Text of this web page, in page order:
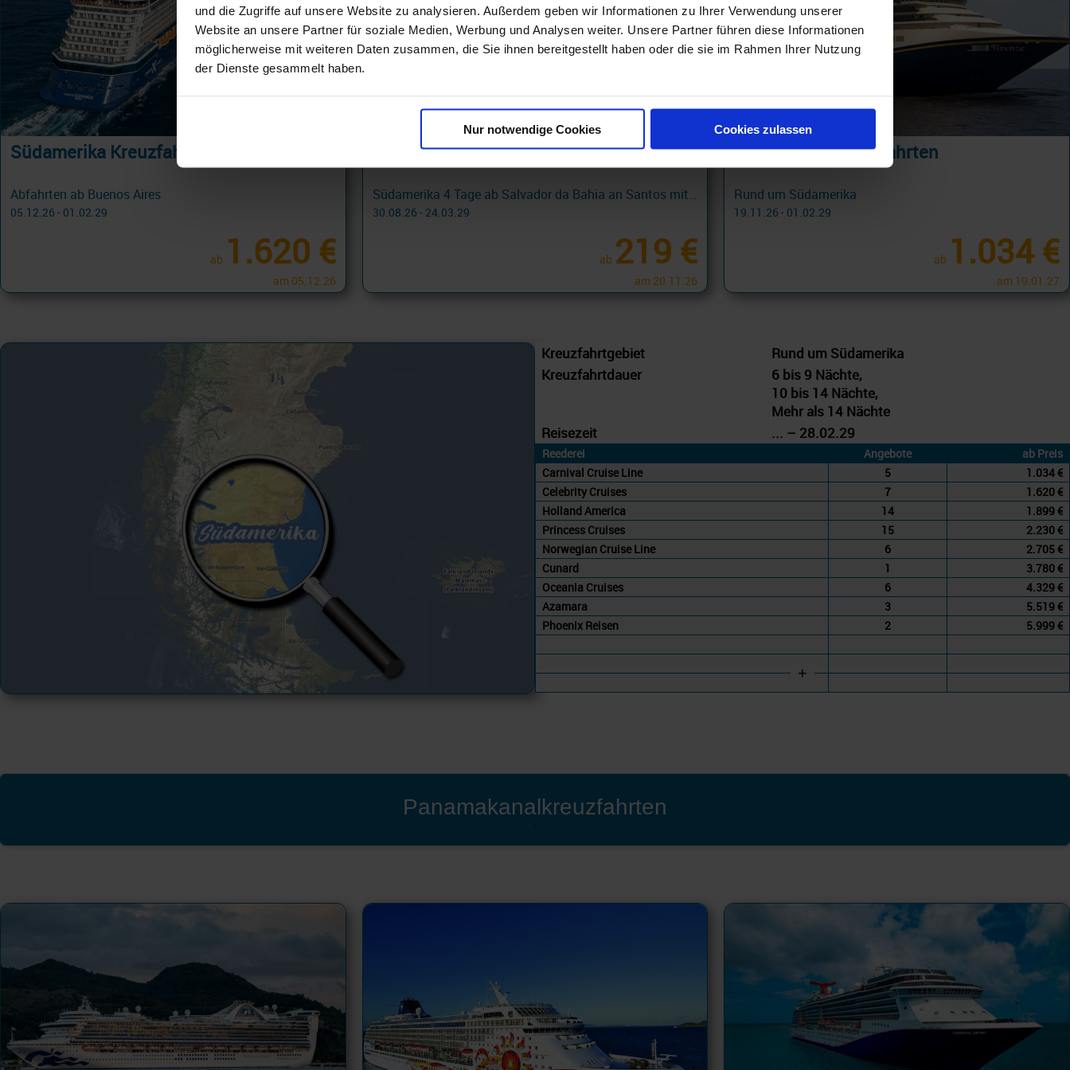
und die Zugriffe auf unsere Website zu analysieren. Außerdem geben wir Informationen zu Ihrer Verwendung unserer
Website an unsere Partner für soziale Medien, Werbung und Analysen weiter. Unsere Partner führen diese Informationen
möglicherweise mit weiteren Daten zusammen, die Sie ihnen bereitgestellt haben oder die sie im Rahmen Ihrer Nutzung
der Dienste gesammelt haben.
Nur notwendige Cookies Cookies zulassen
Südamerika Kreuzfahrten
Abfahrten ab Buenos Aires
05.12.26 - 01.02.29
ab 1.620 €
am 05.12.26
Südamerika Kreuzfahrten
Südamerika 4 Tage ab Salvador da Bahia an Santos mit Cashback
30.08.26 - 24.03.29
ab 219 €
am 20.11.26
Südamerika Kreuzfahrten
Rund um Südamerika
19.11.26 - 01.02.29
ab 1.034 €
am 19.01.27
Kreuzfahrtgebiet
Rund um Südamerika
Kreuzfahrtdauer
6 bis 9 Nächte,
10 bis 14 Nächte,
Mehr als 14 Nächte
Reisezeit
... – 28.02.29
Reederei Angebote
ab Preis
Carnival Cruise Line
5
1.034 €
Celebrity Cruises
7
1.620 €
Holland America
14
1.899 €
Princess Cruises
15
2.230 €
Norwegian Cruise Line
6
2.705 €
Cunard
1
3.780 €
Oceania Cruises
6
4.329 €
Azamara
3
5.519 €
Phoenix Reisen
2 5.999 €
+
Panamakanalkreuzfahrten